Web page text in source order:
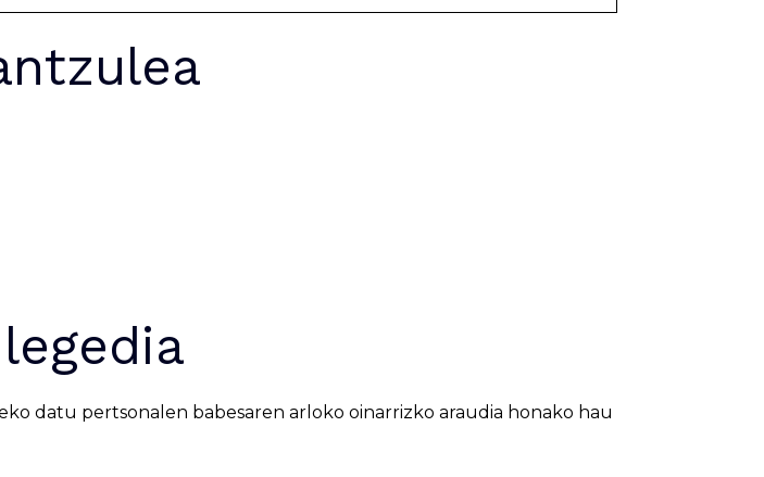
datu pertsonalen babesaren arloko oinarrizko araudia honako hau